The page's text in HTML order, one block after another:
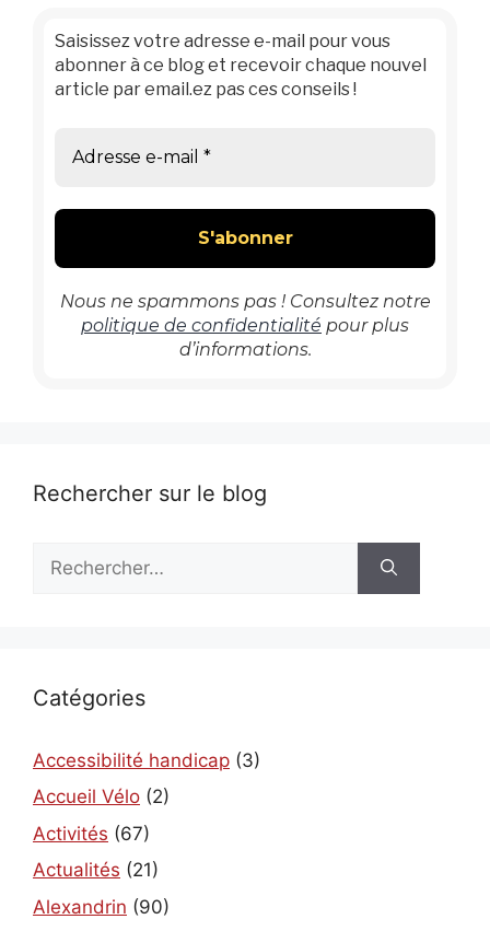
Saisissez votre adresse e-mail pour vous
abonner à ce blog et recevoir chaque nouvel
article par email.ez pas ces conseils !
Nous ne spammons pas ! Consultez notre
politique de confidentialité pour plus
d’informations.
Rechercher sur le blog
Catégories
Accessibilité handicap (3)
Accueil Vélo (2)
Activités (67)
Actualités (21)
Alexandrin (90)